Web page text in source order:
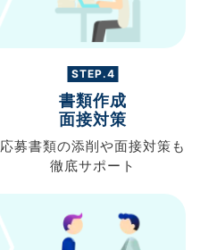
STEP.4
書類作成
面接対策
応募書類の添削や面接対策も
徹底サポート